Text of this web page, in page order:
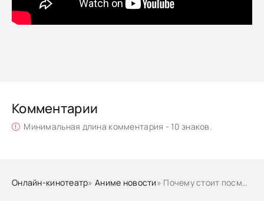
Комментарии
Минимальная длина комментария - 10 знаков.
Онлайн-кинотеатр»Аниме новости» Почему стоит посмотреть аниме Кланнад